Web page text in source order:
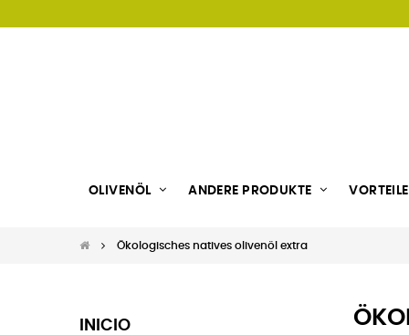
OLIVENÖL ANDERE PRODUKTE
Ökologisches natives olivenöl extra
INICIO